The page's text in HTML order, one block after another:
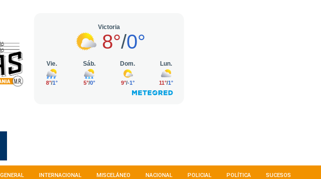
INTERNACIONAL MISCELÁNEO NACIONAL POLICIAL POLÍTICA SUCESOS